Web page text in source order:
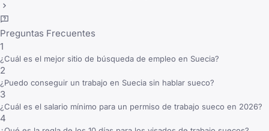
Preguntas Frecuentes
1
¿Cuál es el mejor sitio de búsqueda de empleo en Suecia?
2
¿Puedo conseguir un trabajo en Suecia sin hablar sueco?
3
¿Cuál es el salario mínimo para un permiso de trabajo sueco en 2026?
4